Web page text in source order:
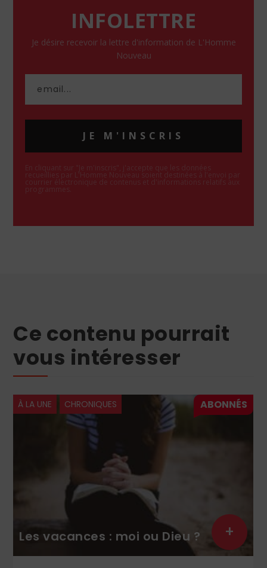
INFOLETTRE
Je désire recevoir la lettre d'information de L'Homme
Nouveau
JE M'INSCRIS
En cliquant sur "Je m'inscris", j'accepte que les données
recueillies par L'Homme Nouveau soient destinées à l'envoi par
courrier électronique de contenus et d'informations relatifs aux
programmes.
Ce contenu pourrait
vous intéresser
À LA UNE CHRONIQUES
Les vacances : moi ou Dieu ? +